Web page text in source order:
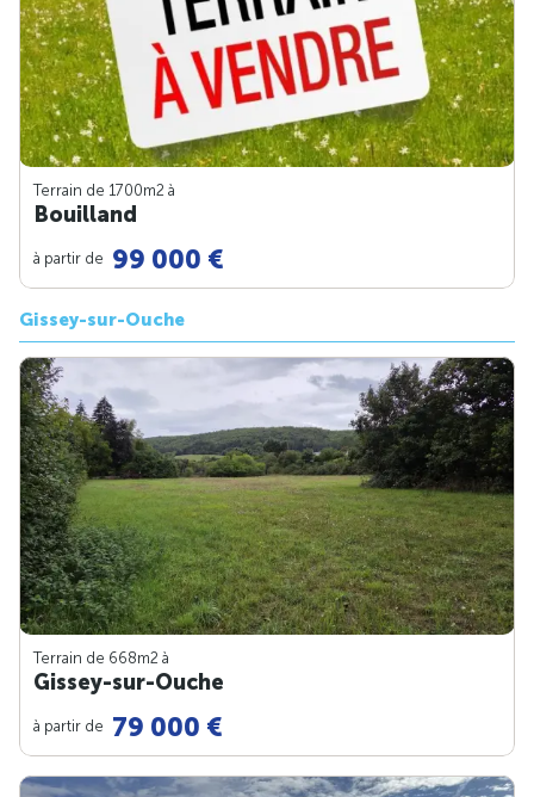
Terrain de 1700m2 à
Bouilland
à partir de 99 000 €
Gissey-sur-Ouche
Terrain de 668m2 à
Gissey-sur-Ouche
à partir de 79 000 €